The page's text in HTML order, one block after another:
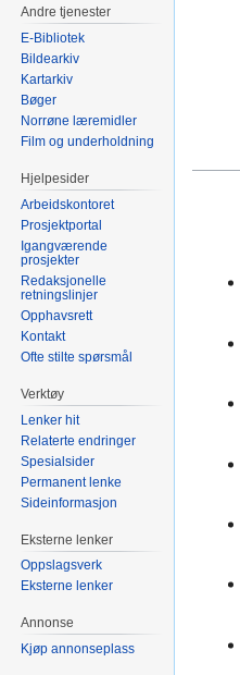
Andre tjenester
E-Bibliotek
Bildearkiv
Kartarkiv
Bøger
Norrøne læremidler
Film og underholdning
Hjelpesider
Arbeidskontoret
Prosjektportal
Igangværende
prosjekter
Redaksjonelle
retningslinjer
Opphavsrett
Kontakt
Ofte stilte spørsmål
Verktøy
Lenker hit
Relaterte endringer
Spesialsider
Permanent lenke
Sideinformasjon
Eksterne lenker
Oppslagsverk
Eksterne lenker
Annonse
Kjøp annonseplass